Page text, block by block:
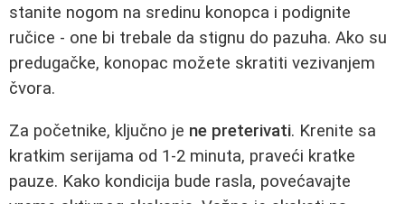
stanite nogom na sredinu konopca i podignite
ručice - one bi trebale da stignu do pazuha. Ako su
predugačke, konopac možete skratiti vezivanjem
čvora.
Za početnike, ključno je ne preterivati. Krenite sa
kratkim serijama od 1-2 minuta, praveći kratke
pauze. Kako kondicija bude rasla, povećavajte